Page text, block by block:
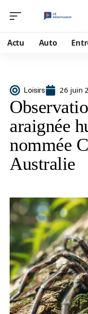
Actu Auto
Loisirs 26 juin
araignée
nommée
Australie